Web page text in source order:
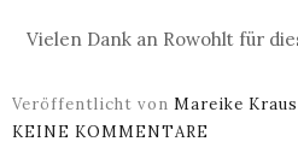
Vielen Dank an Rowohlt für
Veröffentlicht von Mareike
KEINE KOMMENTARE